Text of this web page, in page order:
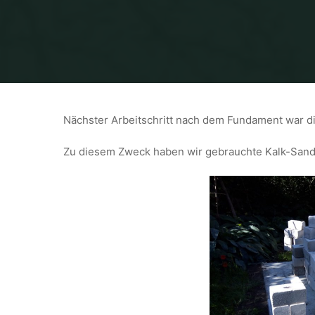
Nächster Arbeitschritt nach dem Fundament war
Zu diesem Zweck haben wir gebrauchte Kalk-